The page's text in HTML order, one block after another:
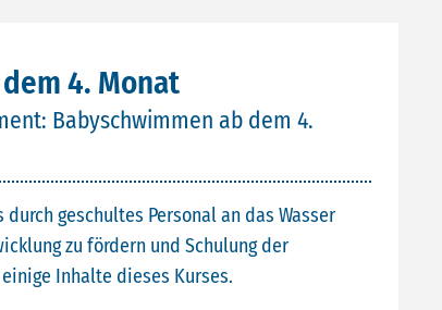
4. Monat
Babyschwimmen ab dem 4.
geschultes Personal an das Wasser
zu fördern und Schulung der
Inhalte dieses Kurses.